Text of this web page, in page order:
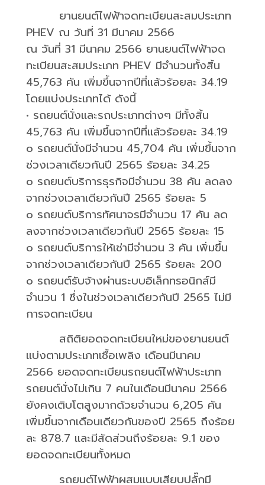
ยานยนต์ไฟฟ้าจดทะเบียนสะสมประเภท
PHEV ณ วันที่ 31 มีนาคม 2566
ณ วันที่ 31 มีนาคม 2566 ยานยนต์ไฟฟ้าจด
ทะเบียนสะสมประเภท PHEV มีจำนวนทั้งสิ้น
45,763 คัน เพิ่มขึ้นจากปีที่แล้วร้อยละ 34.19
โดยแบ่งประเภทได้ ดังนี้
• รถยนต์นั่งและรถประเภทต่างๆ มีทั้งสิ้น
45,763 คัน เพิ่มขึ้นจากปีที่แล้วร้อยละ 34.19
o รถยนต์นั่งมีจำนวน 45,704 คัน เพิ่มขึ้นจาก
ช่วงเวลาเดียวกันปี 2565 ร้อยละ 34.25
o รถยนต์บริการธุรกิจมีจำนวน 38 คัน ลดลง
จากช่วงเวลาเดียวกันปี 2565 ร้อยละ 5
o รถยนต์บริการทัศนาจรมีจำนวน 17 คัน ลด
ลงจากช่วงเวลาเดียวกันปี 2565 ร้อยละ 15
o รถยนต์บริการให้เช่ามีจำนวน 3 คัน เพิ่มขึ้น
จากช่วงเวลาเดียวกันปี 2565 ร้อยละ 200
o รถยนต์รับจ้างผ่านระบบอิเล็กทรอนิกส์มี
จำนวน 1 ซึ่งในช่วงเวลาเดียวกันปี 2565 ไม่มี
การจดทะเบียน
สถิติยอดจดทะเบียนใหม่ของยานยนต์
แบ่งตามประเภทเชื้อเพลิง เดือนมีนาคม
2566 ยอดจดทะเบียนรถยนต์ไฟฟ้าประเภท
รถยนต์นั่งไม่เกิน 7 คนในเดือนมีนาคม 2566
ยังคงเติบโตสูงมากด้วยจำนวน 6,205 คัน
เพิ่มขึ้นจากเดือนเดียวกันของปี 2565 ถึงร้อย
ละ 878.7 และมีสัดส่วนถึงร้อยละ 9.1 ของ
ยอดจดทะเบียนทั้งหมด
รถยนต์ไฟฟ้าผสมแบบเสียบปลั๊กมี